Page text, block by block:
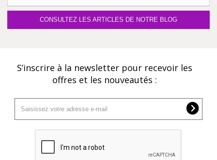
CONSULTEZ LES ARTICLES DE NOTRE BLOG
S’inscrire à la newsletter pour recevoir les
offres et les nouveautés :